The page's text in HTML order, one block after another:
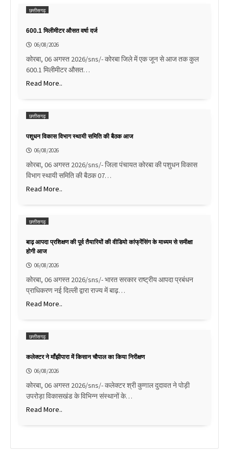
छत्तीसगढ़
600.1 मिलीमीटर औसत वर्षा दर्ज
06/08/2026
कोरबा, 06 अगस्त 2026/sns/- कोरबा जिले में एक जून से आज तक कुल
600.1 मिलीमीटर औसत…
Read More..
छत्तीसगढ़
पशुधन विकास विभाग स्थायी समिति की बैठक आज
06/08/2026
कोरबा, 06 अगस्त 2026/sns/- जिला पंचायत कोरबा की पशुधन विकास
विभाग स्थायी समिति की बैठक 07…
Read More..
छत्तीसगढ़
बाढ़ आपदा प्रशिक्षण की पूर्व तैयारियों की वीडियो कांफ्रेंसिंग के माध्यम से समीक्षा
होगी आज
06/08/2026
कोरबा, 06 अगस्त 2026/sns/- भारत सरकार राष्ट्रीय आपदा प्रबंधन
प्राधिकरण नई दिल्ली द्वारा राज्य में बाढ़…
Read More..
छत्तीसगढ़
कलेक्टर ने माँझीपारा में किसान चौपाल का किया निरीक्षण
06/08/2026
कोरबा, 06 अगस्त 2026/sns/- कलेक्टर श्री कुणाल दुदावत ने पोड़ी
उपरोड़ा विकासखंड के विभिन्न संस्थानों के…
Read More..